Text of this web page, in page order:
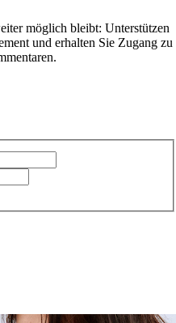
möglich bleibt: Unterstützen
und erhalten Sie Zugang zu